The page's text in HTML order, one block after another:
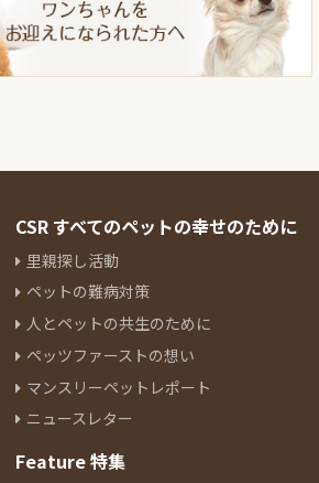
CSR すべてのペットの幸せのために
里親探し活動
ペットの難病対策
人とペットの共生のために
ペッツファーストの想い
マンスリーペットレポート
ニュースレター
Feature 特集